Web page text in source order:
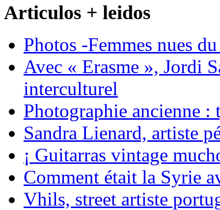
Articulos + leidos
Photos -Femmes nues
Avec « Erasme », Jordi
interculturel
Photographie ancienne :
Sandra Lienard, artiste
¡ Guitarras vintage
Comment était la Syrie
Vhils, street artiste